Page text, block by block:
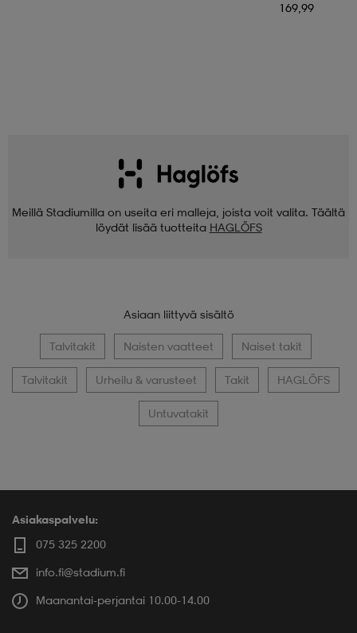
169,99
Meillä Stadiumilla on useita eri malleja, joista voit valita. Täältä
löydät lisää tuotteita HAGLÖFS
Asiaan liittyvä sisältö
Talvitakit Naisten vaatteet Naiset takit
Talvitakit Urheilu & varusteet Takit HAGLÖFS
Untuvatakit
Asiakaspalvelu:
075 325 2200
info.fi@stadium.fi
Maanantai-perjantai 10.00-14.00